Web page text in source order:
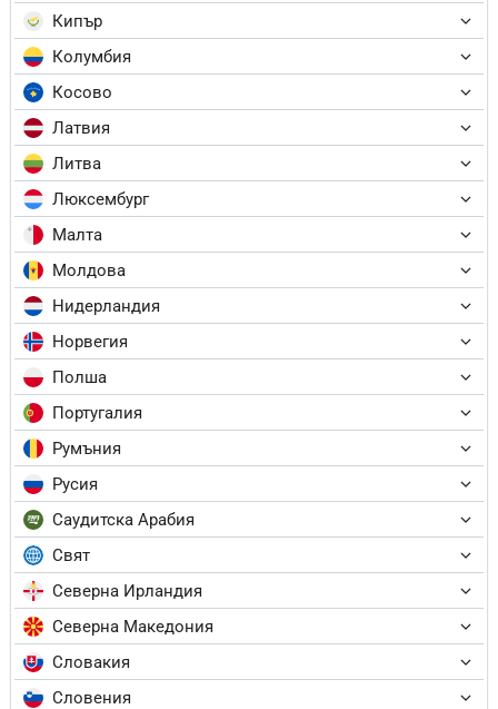
Кипър
Колумбия
Косово
Латвия
Литва
Люксембург
Малта
Молдова
Нидерландия
Норвегия
Полша
Португалия
Румъния
Русия
Саудитска Арабия
Свят
Северна Ирландия
Северна Македония
Словакия
Словения